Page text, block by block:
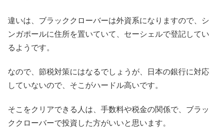
違いは、ブラッククローバーは外資系になりますので、シ
ンガポールに住所を置いていて、セーシェルで登記してい
るようです。
なので、節税対策にはなるでしょうが、日本の銀行に対応
していないので、そこがハードル高いです。
そこをクリアできる人は、手数料や税金の関係で、ブラッ
ククローバーで投資した方がいいと思います。